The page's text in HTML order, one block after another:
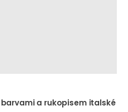
a rukopisem italské